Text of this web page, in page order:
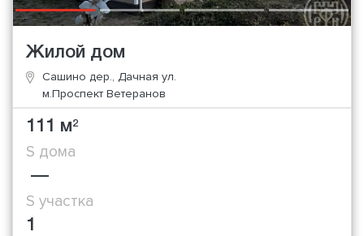
Жилой дом
Сашино дер., Дачная ул.
м.Проспект Ветеранов
111 м2
S дома
—
S участка
1